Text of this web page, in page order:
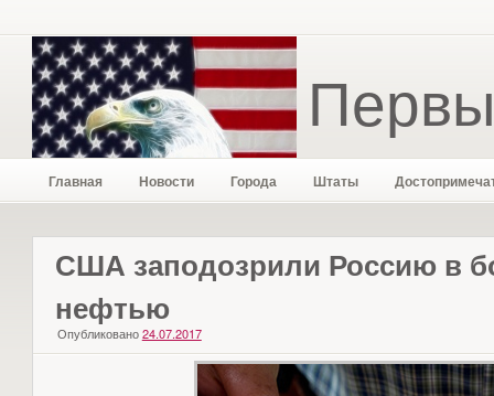
Главная Новости Города Штаты
США заподозрили Россию в
нефтью
Опубликовано 24.07.2017